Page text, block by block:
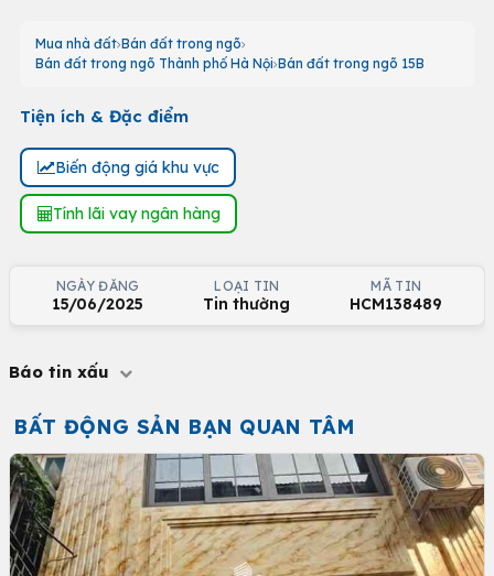
Mua nhà đất Bán đất trong ngõ
Bán đất trong ngõ Thành phố Hà Nội Bán đất trong ngõ 15B
Tiện ích & Đặc điểm
Biến động giá khu vực
Tính lãi vay ngân hàng
NGÀY ĐĂNG
15/06/2025
LOẠI TIN
Tin thường
MÃ TIN
HCM138489
Báo tin xấu
BẤT ĐỘNG SẢN BẠN QUAN TÂM